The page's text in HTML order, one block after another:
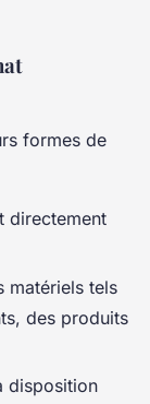
formes de
directement
matériels tels
des produits
disposition